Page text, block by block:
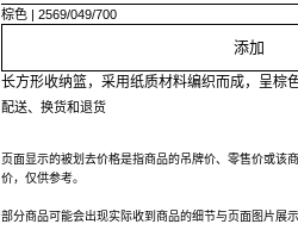
棕色 2569/049/700
添加
长方形收纳篮，采用纸质材料编织而成，呈棕色
配送、换货和退货
页面显示的被划去价格是指商品的吊牌价、零售价或该
价，仅供参考。
部分商品可能会出现实际收到商品的细节与页面图片展